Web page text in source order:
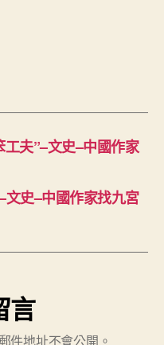
夫”–文史–中國作家
史–中國作家找九宮
言
件地址不會公開。